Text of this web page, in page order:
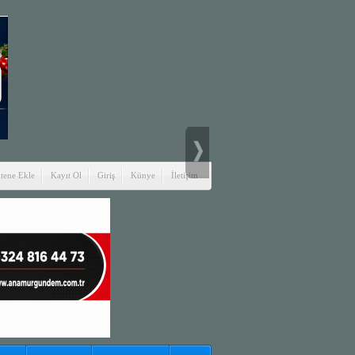
Ekle Kayıt Ol Giriş Künye İletişim